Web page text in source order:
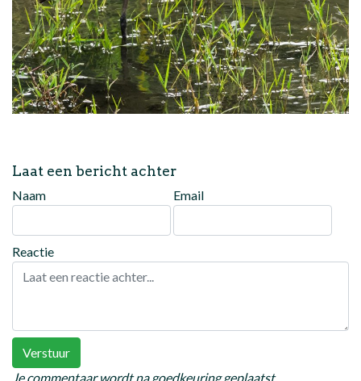
Laat een bericht achter
Naam Email
Reactie
Verstuur
Je commentaar wordt na goedkeuring geplaatst.